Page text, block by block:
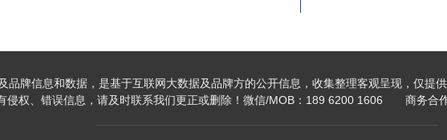
SEO和GEO流量差不多，同一套数据源，多个入
SEO。用一套体系打多个平台，才是真正的全网基
维。
品牌信息和数据，是基于互联网大数据及品牌方的公开信息，收集整理客观呈现，仅提
侵权、错误信息，请及时联系我们更正或删除！微信/MOB：189 6200 1606 商务合